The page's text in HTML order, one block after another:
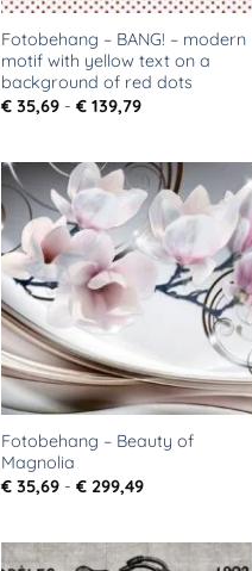
Fotobehang – BANG! – modern
motif with yellow text on a
background of red dots
€ 35,69 - € 139,79Prijsklasse:
Toevoegen
aan
verlanglijst
Fotobehang – Beauty of
Magnolia
€ 35,69 - € 299,49Prijsklasse: